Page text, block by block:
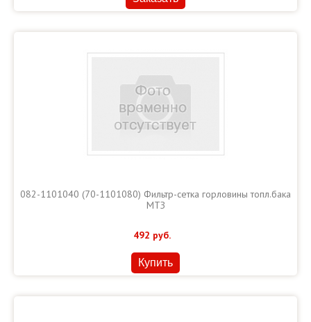
082-1101040 (70-1101080) Фильтр-сетка горловины топл.бака
МТЗ
492 руб.
Купить